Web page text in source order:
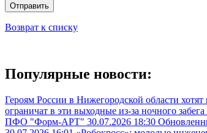
Отправить
Возврат к списку
Популярные новости:
Героям России в Нижегородской области
ограничат в эти выходные из-за ночного забега
ПФО "Форм-АРТ" 30.07.2026 18:30